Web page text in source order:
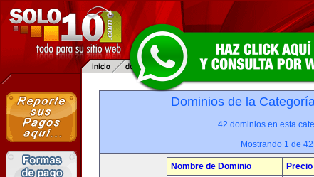
Dominios de la
42 dominios en esta
Mostrando 1 de 42
Nombre de Dominio Precio